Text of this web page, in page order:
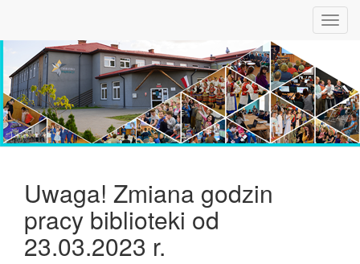
Uwaga! Zmiana godzin
pracy biblioteki od
23.03.2023 r.